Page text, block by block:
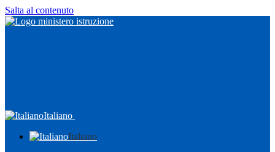
Salta al contenuto
Italiano
Italiano